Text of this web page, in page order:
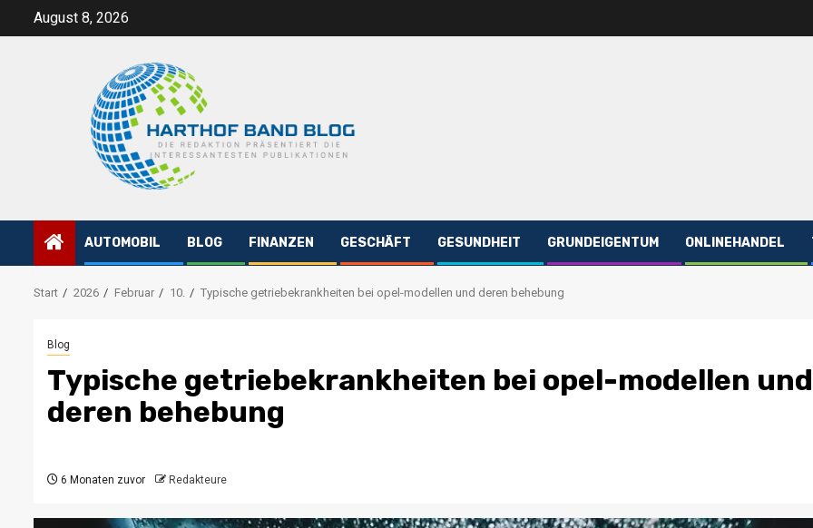
August 8, 2026
AUTOMOBIL BLOG FINANZEN GESCHÄFT GESUNDHEIT GRUNDEIGENTUM ONLINEHANDEL
Start 2026 Februar 10. Typische getriebekrankheiten bei opel-modellen und deren behebung
Blog
Typische getriebekrankheiten bei opel-modellen und
deren behebung
6 Monaten zuvor Redakteure